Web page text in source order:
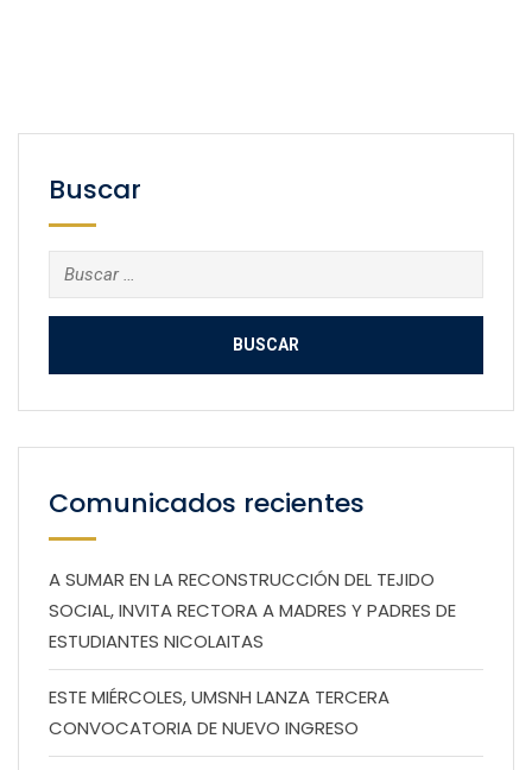
Buscar
Buscar:
Comunicados recientes
A SUMAR EN LA RECONSTRUCCIÓN DEL TEJIDO
SOCIAL, INVITA RECTORA A MADRES Y PADRES DE
ESTUDIANTES NICOLAITAS
ESTE MIÉRCOLES, UMSNH LANZA TERCERA
CONVOCATORIA DE NUEVO INGRESO